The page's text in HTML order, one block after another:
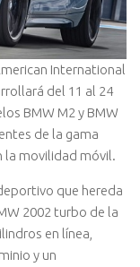
International
del 11 al 24
BMW M2 y BMW
de la gama
la movilidad móvil.
que hereda
2002 turbo de la
en línea,
y un